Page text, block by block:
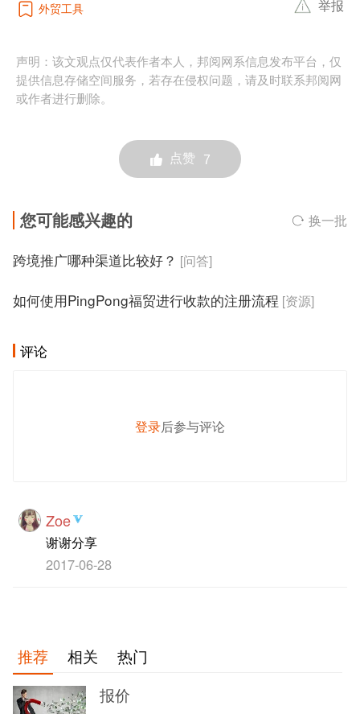
外贸工具 举报
声明：该文观点仅代表作者本人，邦阅网系信息发布平台，仅
提供信息存储空间服务，若存在侵权问题，请及时联系邦阅网
或作者进行删除。
点赞 7
您可能感兴趣的 换一批
跨境推广哪种渠道比较好？ [问答]
如何使用PingPong福贸进行收款的注册流程 [资源]
评论
登录后参与评论
Zoe
谢谢分享
2017-06-28
推荐 相关
热门
报价